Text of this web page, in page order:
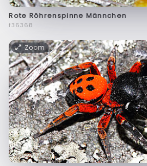
Rote Röhrenspinne Männchen
f36368
Zoom